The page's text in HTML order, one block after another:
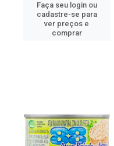
Faça seu login ou
cadastre-se para
ver preços e
comprar